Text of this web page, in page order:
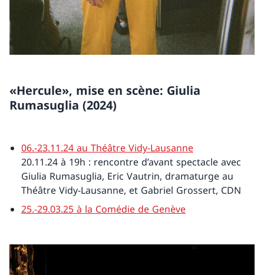
«Hercule», mise en scène: Giulia
Rumasuglia (2024)
06.-23.11.24 au Théâtre Vidy-Lausanne
20.11.24 à 19h : rencontre d’avant spectacle avec
Giulia Rumasuglia, Eric Vautrin, dramaturge au
Théâtre Vidy-Lausanne, et Gabriel Grossert, CDN
25.-29.03.25 à la Comédie de Genève